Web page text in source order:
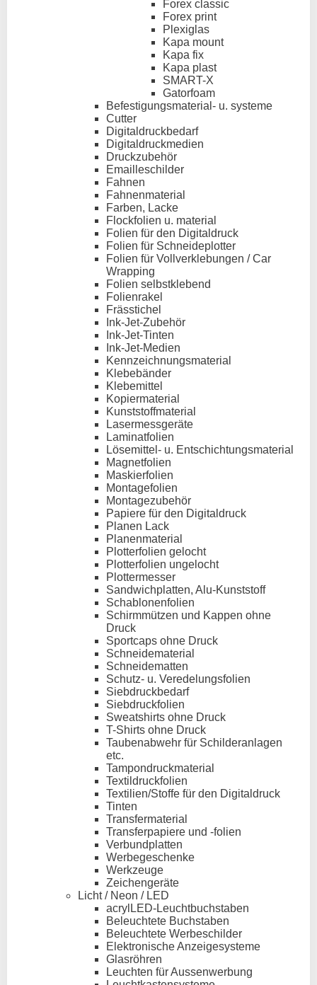
Forex classic
Forex print
Plexiglas
Kapa mount
Kapa fix
Kapa plast
SMART-X
Gatorfoam
Befestigungsmaterial- u. systeme
Cutter
Digitaldruckbedarf
Digitaldruckmedien
Druckzubehör
Emailleschilder
Fahnen
Fahnenmaterial
Farben, Lacke
Flockfolien u. material
Folien für den Digitaldruck
Folien für Schneideplotter
Folien für Vollverklebungen / Car
Wrapping
Folien selbstklebend
Folienrakel
Frässtichel
Ink-Jet-Zubehör
Ink-Jet-Tinten
Ink-Jet-Medien
Kennzeichnungsmaterial
Klebebänder
Klebemittel
Kopiermaterial
Kunststoffmaterial
Lasermessgeräte
Laminatfolien
Lösemittel- u. Entschichtungsmaterial
Magnetfolien
Maskierfolien
Montagefolien
Montagezubehör
Papiere für den Digitaldruck
Planen Lack
Planenmaterial
Plotterfolien gelocht
Plotterfolien ungelocht
Plottermesser
Sandwichplatten, Alu-Kunststoff
Schablonenfolien
Schirmmützen und Kappen ohne
Druck
Sportcaps ohne Druck
Schneidematerial
Schneidematten
Schutz- u. Veredelungsfolien
Siebdruckbedarf
Siebdruckfolien
Sweatshirts ohne Druck
T-Shirts ohne Druck
Taubenabwehr für Schilderanlagen
etc.
Tampondruckmaterial
Textildruckfolien
Textilien/Stoffe für den Digitaldruck
Tinten
Transfermaterial
Transferpapiere und -folien
Verbundplatten
Werbegeschenke
Werkzeuge
Zeichengeräte
Licht / Neon / LED
acrylLED-Leuchtbuchstaben
Beleuchtete Buchstaben
Beleuchtete Werbeschilder
Elektronische Anzeigesysteme
Glasröhren
Leuchten für Aussenwerbung